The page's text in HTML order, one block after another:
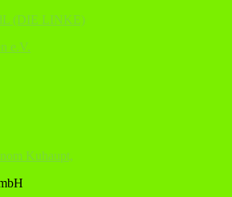
(DIE LINKE)
e.V.
Kuhaupt,